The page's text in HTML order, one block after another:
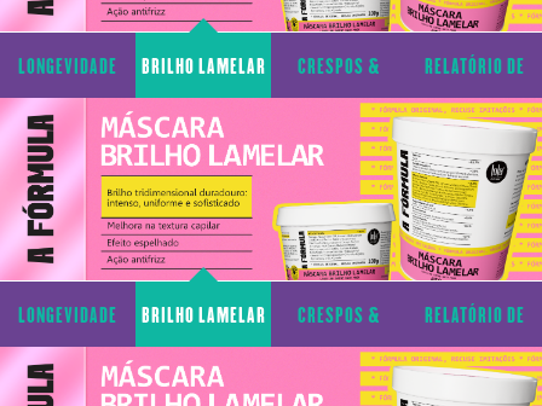
CAPILAR CACHOS TRANSPARÊNCIA
CAPILAR CACHOS TRANSPARÊNCIA